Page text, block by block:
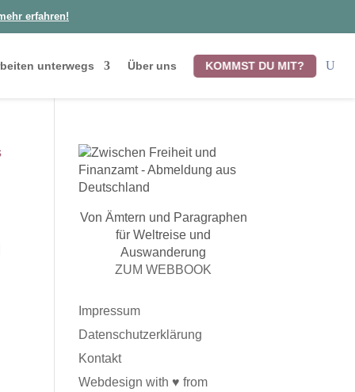
erfahren!
unterwegs Über uns KOMMST DU MIT?
Von Ämtern und Paragraphen
für Weltreise und
Auswanderung
ZUM WEBBOOK
Impressum
Datenschutzerklärung
Kontakt
Webdesign with ♥ from